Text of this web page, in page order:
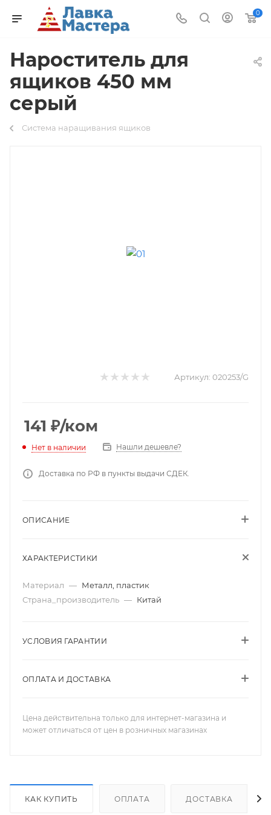
0
Нароститель для
ящиков 450 мм
серый
Система наращивания ящиков
Артикул: 020253/G
141 ₽/ком
Нет в наличии Нашли дешевле?
Доставка по РФ в пункты выдачи СДЕК.
ОПИСАНИЕ
ХАРАКТЕРИСТИКИ
Материал — Металл, пластик
Страна_производитель — Китай
УСЛОВИЯ ГАРАНТИИ
ОПЛАТА И ДОСТАВКА
Цена действительна только для интернет-магазина и
может отличаться от цен в розничных магазинах
КАК КУПИТЬ ОПЛАТА ДОСТАВКА